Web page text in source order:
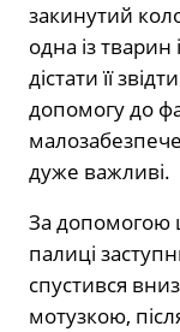
закинутий
одна із тварин
дістати її
допомогу до
дуже важливі.
За допомогою
палиці
спустився
мотузкою,